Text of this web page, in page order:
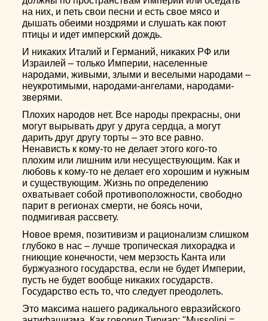
на них, и петь свои песни и есть свое мясо и
дышать обеими ноздрями и слушать как поют
птицы и идет имперский дождь.
И никаких Италий и Германий, никаких РФ или
Израилей – только Империи, населенные
народами, живыми, злыми и веселыми народами –
неукротимыми, народами-ангелами, народами-
зверями.
Плохих народов нет. Все народы прекрасны, они
могут вырывать друг у друга сердца, а могут
дарить друг другу торты – это все равно.
Ненависть к кому-то не делает этого кого-то
плохим или лишним или несуществующим. Как и
любовь к кому-то не делает его хорошим и нужным
и существующим. Жизнь по определению
охватывает собой противоположности, свободно
парит в регионах смерти, не боясь ночи,
подмигивая рассвету.
Новое время, позитивизм и рационализм слишком
глубоко в нас – лучше тропическая лихорадка и
гниющие конечности, чем мерзость Канта или
буржуазного государства, если не будет Империи,
пусть не будет вообще никаких государств.
Государство есть то, что следует преодолеть.
Это максима нашего радикального евразийского